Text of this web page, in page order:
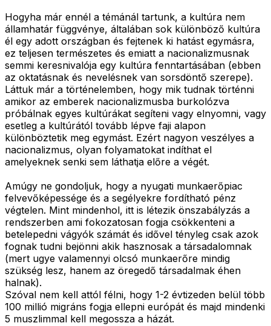
Hogyha már ennél a témánál tartunk, a kultúra nem
államhatár függvénye, általában sok különböző kultúra
él egy adott országban és fejtenek ki hatást egymásra,
ez teljesen természetes és emiatt a nacionalizmusnak
semmi keresnivalója egy kultúra fenntartásában (ebben
az oktatásnak és nevelésnek van sorsdöntő szerepe).
Láttuk már a történelemben, hogy mik tudnak történni
amikor az emberek nacionalizmusba burkolózva
próbálnak egyes kultúrákat segíteni vagy elnyomni, vagy
esetleg a kultúrától tovább lépve faji alapon
különböztetik meg egymást. Ezért nagyon veszélyes a
nacionalizmus, olyan folyamatokat indíthat el
amelyeknek senki sem láthatja előre a végét.
Amúgy ne gondoljuk, hogy a nyugati munkaerőpiac
felvevőképessége és a segélyekre fordítható pénz
végtelen. Mint mindenhol, itt is létezik önszabályzás a
rendszerben ami fokozatosan fogja csökkenteni a
betelepedni vágyók számát és idővel tényleg csak azok
fognak tudni bejönni akik hasznosak a társadalomnak
(mert ugye valamennyi olcsó munkaerőre mindig
szükség lesz, hanem az öregedő társadalmak éhen
halnak).
Szóval nem kell attól félni, hogy 1-2 évtizeden belül több
100 millió migráns fogja ellepni európát és majd mindenki
5 muszlimmal kell megossza a házát.